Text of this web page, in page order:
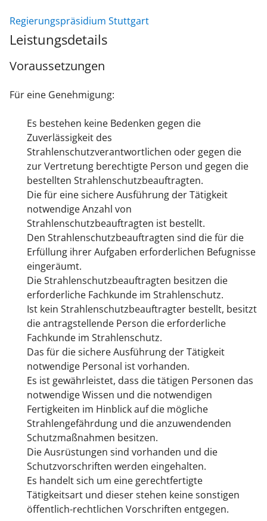
Regierungspräsidium Stuttgart
Leistungsdetails
Voraussetzungen
Für eine Genehmigung:
Es bestehen keine Bedenken gegen die
Zuverlässigkeit des
Strahlenschutzverantwortlichen oder gegen die
zur Vertretung berechtigte Person und gegen die
bestellten Strahlenschutzbeauftragten.
Die für eine sichere Ausführung der Tätigkeit
notwendige Anzahl von
Strahlenschutzbeauftragten ist bestellt.
Den Strahlenschutzbeauftragten sind die für die
Erfüllung ihrer Aufgaben erforderlichen Befugnisse
eingeräumt.
Die Strahlenschutzbeauftragten besitzen die
erforderliche Fachkunde im Strahlenschutz.
Ist kein Strahlenschutzbeauftragter bestellt, besitzt
die antragstellende Person die erforderliche
Fachkunde im Strahlenschutz.
Das für die sichere Ausführung der Tätigkeit
notwendige Personal ist vorhanden.
Es ist gewährleistet, dass die tätigen Personen das
notwendige Wissen und die notwendigen
Fertigkeiten im Hinblick auf die mögliche
Strahlengefährdung und die anzuwendenden
Schutzmaßnahmen besitzen.
Die Ausrüstungen sind vorhanden und die
Schutzvorschriften werden eingehalten.
Es handelt sich um eine gerechtfertigte
Tätigkeitsart und dieser stehen keine sonstigen
öffentlich-rechtlichen Vorschriften entgegen.